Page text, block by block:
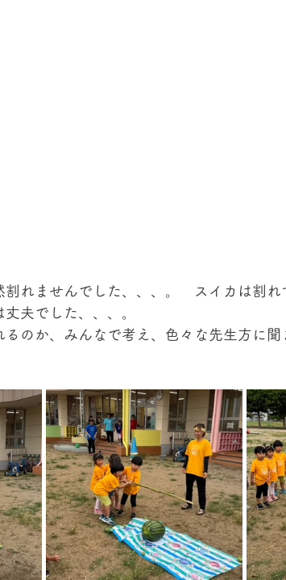
れませんでした、、、。　スイカは割れ
夫でした、、、。
るのか、みんなで考え、色々な先生方に